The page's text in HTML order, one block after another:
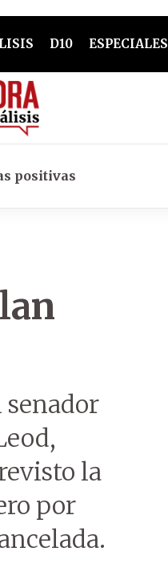
D10 ESPECIALES
positivas
senador
la
por